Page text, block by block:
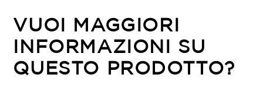
VUOI MAGGIORI
INFORMAZIONI SU
QUESTO PRODOTTO?